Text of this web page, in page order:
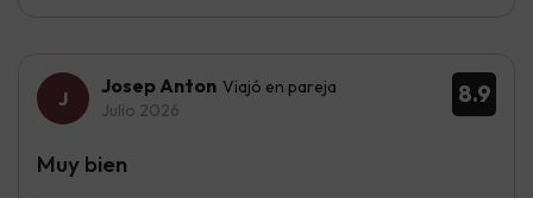
8.9
Josep Anton Viajó en pareja
Julio 2026
Muy bien